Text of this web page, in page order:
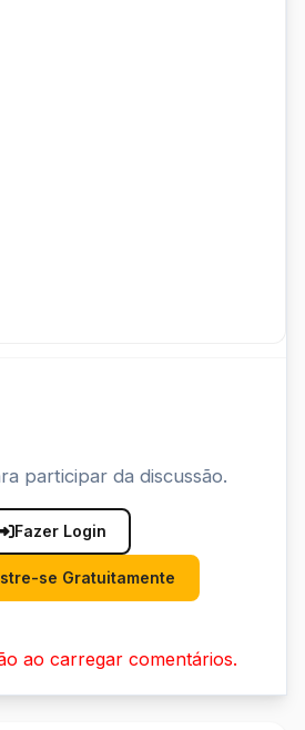
participar da discussão.
Fazer Login
se Gratuitamente
ao carregar comentários.